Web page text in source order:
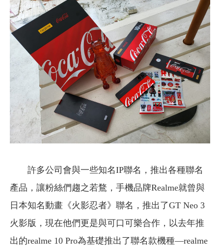
許多公司會與一些知名IP聯名，推出各種聯名
產品，讓粉絲們趨之若鶩，手機品牌Realme就曾與
日本知名動畫《火影忍者》聯名，推出了GT Neo 3
火影版，現在他們更是與可口可樂合作，以去年推
出的realme 10 Pro為基礎推出了聯名款機種—realme